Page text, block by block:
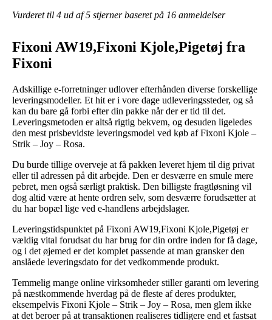
Vurderet til 4 ud af 5 stjerner baseret på 16 anmeldelser
Fixoni AW19,Fixoni Kjole,Pigetøj fra
Fixoni
Adskillige e-forretninger udlover efterhånden diverse forskellige
leveringsmodeller. Et hit er i vore dage udleveringssteder, og så
kan du bare gå forbi efter din pakke når der er tid til det.
Leveringsmetoden er altså rigtig bekvem, og desuden ligeledes
den mest prisbevidste leveringsmodel ved køb af Fixoni Kjole –
Strik – Joy – Rosa.
Du burde tillige overveje at få pakken leveret hjem til dig privat
eller til adressen på dit arbejde. Den er desværre en smule mere
pebret, men også særligt praktisk. Den billigste fragtløsning vil
dog altid være at hente ordren selv, som desværre forudsætter at
du har bopæl lige ved e-handlens arbejdslager.
Leveringstidspunktet på Fixoni AW19,Fixoni Kjole,Pigetøj er
vældig vital forudsat du har brug for din ordre inden for få dage,
og i det øjemed er det komplet passende at man gransker den
anslåede leveringsdato for det vedkommende produkt.
Temmelig mange online virksomheder stiller garanti om levering
på næstkommende hverdag på de fleste af deres produkter,
eksempelvis Fixoni Kjole – Strik – Joy – Rosa, men glem ikke
at det beroer på at transaktionen realiseres tidligere end et fastsat